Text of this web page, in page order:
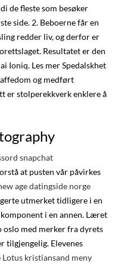
de fleste som besøker
side. 2. Beboerne får en
redder liv, og derfor er
Resultatet er den
Ioniq. Les mer Spedalskhet
og medført
er stolperekkverk enklere å
snapchat
at pusten vår påvirkes
age datingside norge
utmer­ket tid­li­ge­re i en
i en annen. Læret
oslo med merker fra dyrets
tilgjengelig. Elevenes
Lotus kristiansand meny